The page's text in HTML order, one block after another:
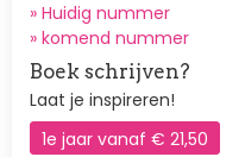
» Huidig nummer
» komend nummer
Boek schrijven?
Laat je inspireren!
1e jaar vanaf € 21,50